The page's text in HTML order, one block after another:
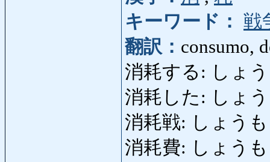
キーワード： 戦
翻訳： consumo,
消耗する: しょう
消耗した: しょう
消耗戦: しょうも
消耗費: しょうも